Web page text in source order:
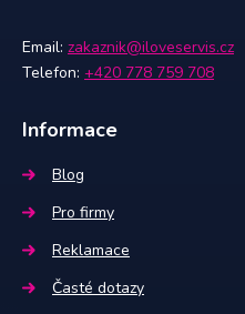
Email: zakaznik@iloveservis.cz
Telefon: +420 778 759 708
Informace
Blog
Pro firmy
Reklamace
Časté dotazy